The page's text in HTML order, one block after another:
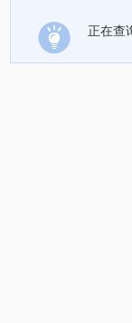
正在查